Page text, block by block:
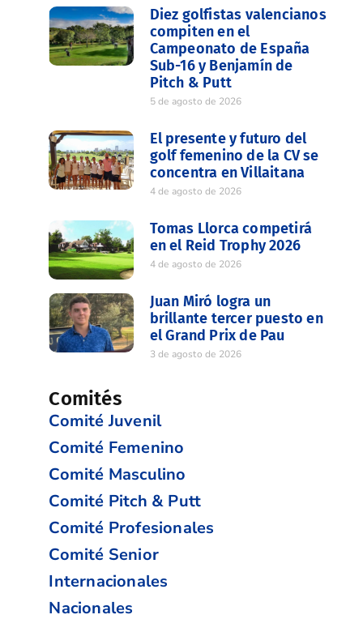
Diez golfistas valencianos
compiten en el
Campeonato de España
Sub-16 y Benjamín de
Pitch & Putt
5 de agosto de 2026
El presente y futuro del
golf femenino de la CV se
concentra en Villaitana
4 de agosto de 2026
Tomas Llorca competirá
en el Reid Trophy 2026
4 de agosto de 2026
Juan Miró logra un
brillante tercer puesto en
el Grand Prix de Pau
3 de agosto de 2026
Comités
Comité Juvenil
Comité Femenino
Comité Masculino
Comité Pitch & Putt
Comité Profesionales
Comité Senior
Internacionales
Nacionales